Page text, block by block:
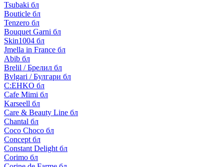
Tsubaki бл
Bouticle бл
Tenzero бл
Bouquet Garni бл
Skin1004 бл
Jmella in France бл
Abib бл
Brelil / Брелил бл
Bvlgari / Булгари бл
C:EHKO бл
Cafe Mimi бл
Karseell бл
Care & Beauty Line бл
Chantal бл
Coco Choco бл
Concept бл
Constant Delight бл
Corimo бл